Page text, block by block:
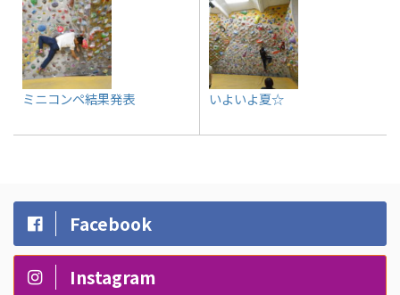
ミニコンペ結果発表 いよいよ夏☆
Facebook
Instagram